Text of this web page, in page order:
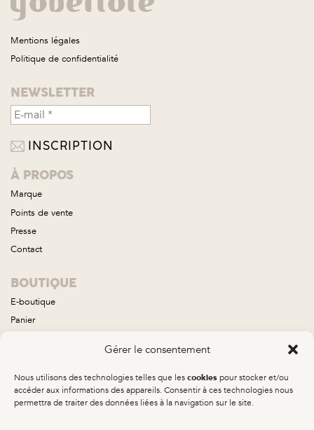
Gérer le consentement
Nous utilisons des technologies telles que les cookies pour stocker et/ou
accéder aux informations des appareils. Consentir à ces technologies nous
permettra de traiter des données liées à la navigation sur le site.
Mentions légales
Politique de confidentialité
NEWSLETTER
À PROPOS
Marque
Points de vente
Presse
Contact
BOUTIQUE
E-boutique
Panier
Conditions générales de vente
COLLECTIONS
Aube